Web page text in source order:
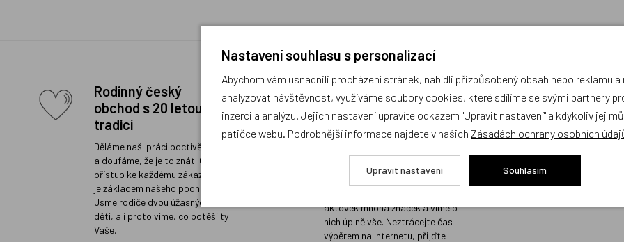
Rodinný český
obchod s 20 letou
tradicí
Děláme naši práci poctivě a rádi
a doufáme, že je to znát. Osobní
přístup ke každému zákazníkovi
je základem našeho podnikání.
Jsme rodiče dvou úžasných
dětí, a i proto víme, co potěší ty
Vaše.
Prodejna s největším
výběrem školních
batohů v Praze a
odborným
poradenstvím
Na naší prodejně v Libni máme
aktovek mnoha značek a víme o
nich úplně vše. Neztrácejte čas
výběrem na internetu, přijďte
Kvalita
místě
Prodáváme jen
koupili i našim
Sortiment, který
kvalitu, do
Nastavení souhlasu s personalizací
Abychom vám usnadnili procházení stránek, nabídli přizpůsobený obsah nebo reklamu
analyzovat návštěvnost, využíváme soubory cookies, které sdílíme se svými partnery
inzerci a analýzu. Jejich nastavení upravíte odkazem "Upravit nastavení" a kdykoliv jej
patičce webu. Podrobnější informace najdete v našich Zásadách ochrany osobních
Upravit nastavení Souhlasím